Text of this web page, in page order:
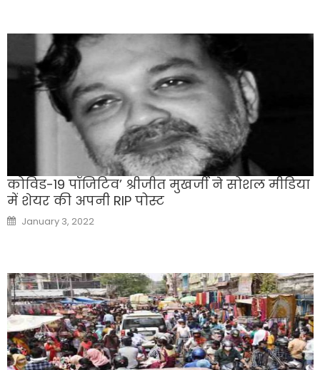
कोविड-19 पॉजिटिव’ श्रीजीत मुखर्जी ने सोशल मीडिया
में शेयर की अपनी RIP पोस्ट
Posted
on
January 3, 2022